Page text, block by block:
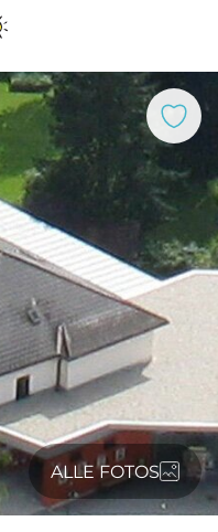
ALLE FOTOS